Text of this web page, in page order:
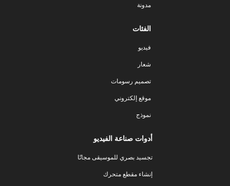
مدونة
الفئات
فيديو
شعار
تصميم رسومات
موقع إلكتروني
نموذج
أدوات صناعة الفيديو
تجسيد بصري للموسيقى مجانًا
إنشاء مقطع متحرك